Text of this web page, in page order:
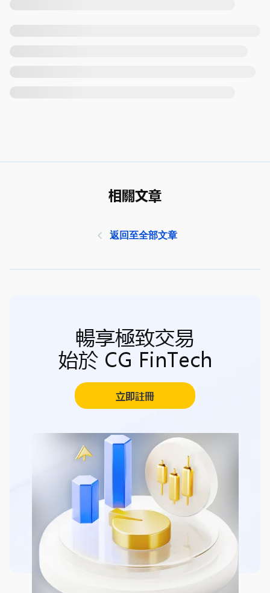
相關文章
返回至全部文章
暢享極致交易
始於 CG FinTech
立即註冊